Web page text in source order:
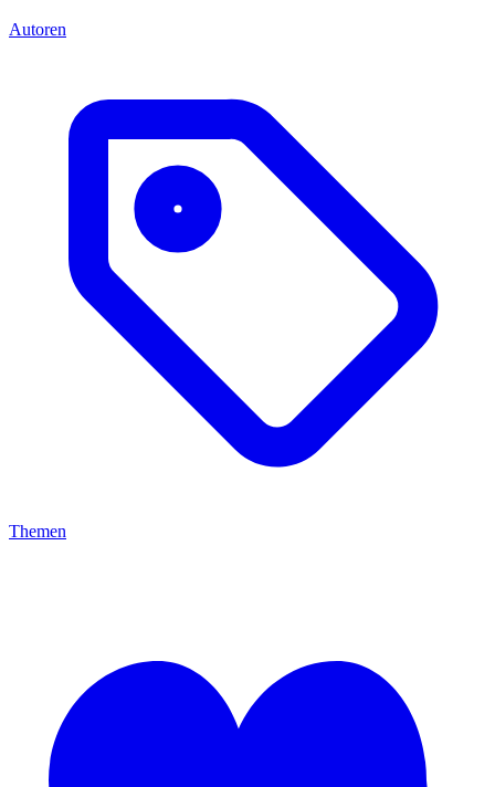
Autoren
Themen